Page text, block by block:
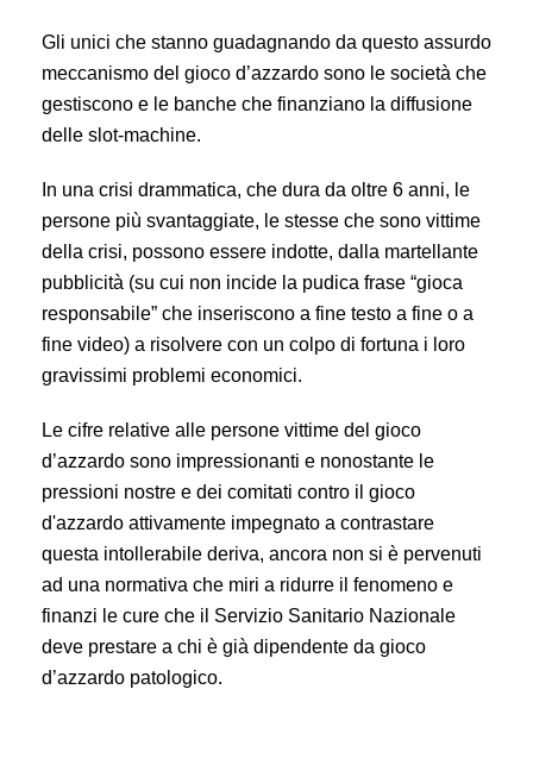
Gli unici che stanno guadagnando da questo assurdo
meccanismo del gioco d’azzardo sono le società che
gestiscono e le banche che finanziano la diffusione
delle slot-machine.
In una crisi drammatica, che dura da oltre 6 anni, le
persone più svantaggiate, le stesse che sono vittime
della crisi, possono essere indotte, dalla martellante
pubblicità (su cui non incide la pudica frase “gioca
responsabile” che inseriscono a fine testo a fine o a
fine video) a risolvere con un colpo di fortuna i loro
gravissimi problemi economici.
Le cifre relative alle persone vittime del gioco
d’azzardo sono impressionanti e nonostante le
pressioni nostre e dei comitati contro il gioco
d'azzardo attivamente impegnato a contrastare
questa intollerabile deriva, ancora non si è pervenuti
ad una normativa che miri a ridurre il fenomeno e
finanzi le cure che il Servizio Sanitario Nazionale
deve prestare a chi è già dipendente da gioco
d’azzardo patologico.